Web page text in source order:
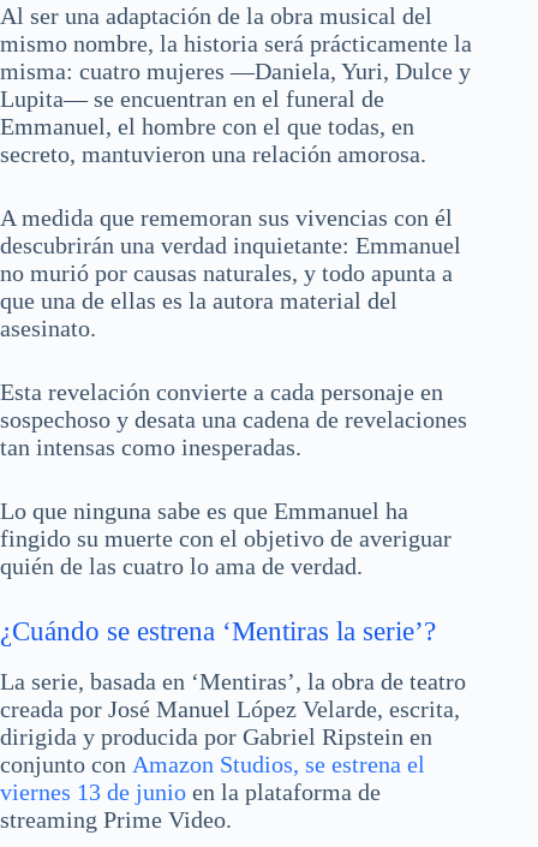
Al ser una adaptación de la obra musical del
mismo nombre, la historia será prácticamente la
misma: cuatro mujeres —Daniela, Yuri, Dulce y
Lupita— se encuentran en el funeral de
Emmanuel, el hombre con el que todas, en
secreto, mantuvieron una relación amorosa.
A medida que rememoran sus vivencias con él
descubrirán una verdad inquietante: Emmanuel
no murió por causas naturales, y todo apunta a
que una de ellas es la autora material del
asesinato.
Esta revelación convierte a cada personaje en
sospechoso y desata una cadena de revelaciones
tan intensas como inesperadas.
Lo que ninguna sabe es que Emmanuel ha
fingido su muerte con el objetivo de averiguar
quién de las cuatro lo ama de verdad.
¿Cuándo se estrena ‘Mentiras la serie’?
La serie, basada en ‘Mentiras’, la obra de teatro
creada por José Manuel López Velarde, escrita,
dirigida y producida por Gabriel Ripstein en
conjunto con Amazon Studios, se estrena el
viernes 13 de junio en la plataforma de
streaming Prime Video.